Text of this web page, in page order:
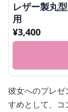
レザー製丸
用
¥3,400
彼女へのプレゼ
すめとして、コ